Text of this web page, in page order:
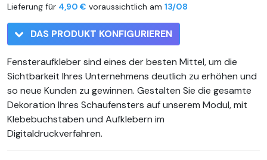
Lieferung für 4,90 € voraussichtlich am 13/08
DAS PRODUKT KONFIGURIEREN
Fensteraufkleber sind eines der besten Mittel, um die
Sichtbarkeit Ihres Unternehmens deutlich zu erhöhen und
so neue Kunden zu gewinnen. Gestalten Sie die gesamte
Dekoration Ihres Schaufensters auf unserem Modul, mit
Klebebuchstaben und Aufklebern im
Digitaldruckverfahren.